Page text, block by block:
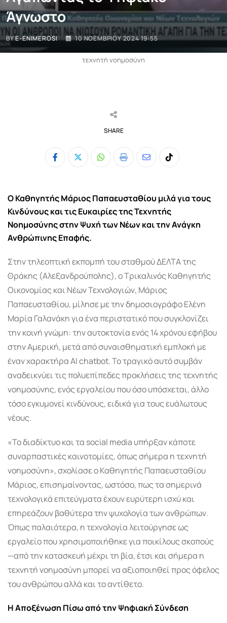
Άγνωστο
BYE-ENIMEROSI 10 ΝΟΕΜΒΡΊΟΥ 2024 19:55
τεχνητή νοημοσύνη
SHARE
Whatsapp
Print
ShareTiktok
Ο Καθηγητής Μάριος Παπαευσταθίου μιλά για τους
Κινδύνους και τις Ευκαιρίες της Τεχνητής
Νοημοσύνης στην Ψυχή των Νέων και την Ανάγκη
Ανθρώπινης Επαφής.
Στην τηλεοπτική εκπομπή του σταθμού ΔΕΛΤΑ της
Θράκης (Αλεξανδρούπολης), ο Τρικαλινός Καθηγητής
Οικονομίας και Νέων Τεχνολογιών, Μάριος
Παπαευσταθίου, μίλησε με την δημοσιογράφο Ελένη
Μαρία Γαλανάκη για ένα περιστατικό που συγκλονίζει
την κοινή γνώμη: την αυτοκτονία ενός 14 χρόνου εφήβου
στην Αμερική, μετά από συναισθηματική εμπλοκή με
έναν χαρακτήρα AI chatbot. Το τραγικό αυτό συμβάν
αναδεικνύει τις πολυεπίπεδες προκλήσεις της τεχνητής
νοημοσύνης, ενός εργαλείου που όσο υπόσχεται, άλλο
τόσο εγκυμονεί κινδύνους, ειδικά για τους ευάλωτους
νέους.
«Το διαδίκτυο και τα social media υπήρξαν κάποτε
συναρπαστικές καινοτομίες, όπως σήμερα η τεχνητή
νοημοσύνη», σχολίασε ο Καθηγητής Παπαευσταθίου
Μάριος, επισημαίνοντας, ωστόσο, πως τα σημερινά
τεχνολογικά επιτεύγματα έχουν ευρύτερη ισχύ και
επηρεάζουν βαθύτερα την ψυχολογία των ανθρώπων.
Όπως παλαιότερα, η τεχνολογία λειτούργησε ως
εργαλείο που χρησιμοποιήθηκε για ποικίλους σκοπούς
—από την κατασκευή μέχρι τη βία, έτσι και σήμερα η
τεχνητή νοημοσύνη μπορεί να αξιοποιηθεί προς όφελος
του ανθρώπου αλλά και το αντίθετο.
Η Αποξένωση Πίσω από την Ψηφιακή Σύνδεση